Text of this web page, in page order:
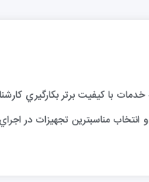
اعتماد به خدمات با كيفيت برتر
مناسبترين تجهيزات در